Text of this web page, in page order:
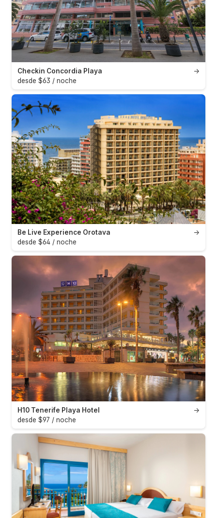
→
Checkin Concordia Playa
desde $63 / noche
→
Be Live Experience Orotava
desde $64 / noche
→
H10 Tenerife Playa Hotel
desde $97 / noche